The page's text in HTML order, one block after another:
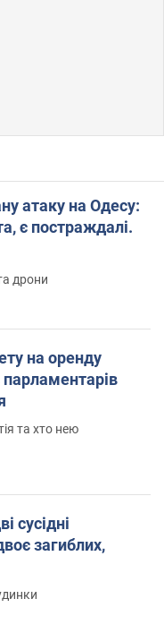
атаку на Одесу:
є постраждалі.
дрони
на оренду
парламентарів
та хто нею
сусідні
загиблих,